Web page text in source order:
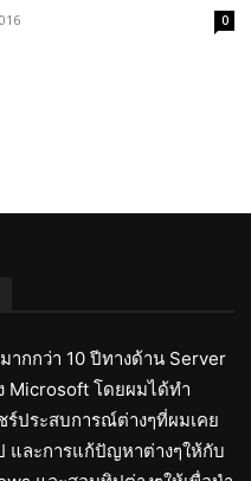
0
ากกว่า 10 ปีทางด้าน Server
Microsoft โดยผมได้ทำ
ร์ประสบการณ์ต่างๆที่ผมเคย
และการแก้ปัญหาต่างๆให้กับ